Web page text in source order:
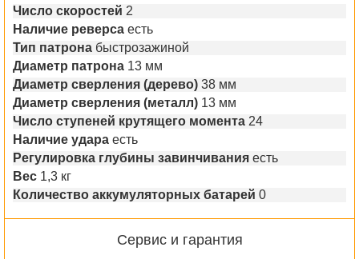
Число скоростей 2
Наличие реверса есть
Тип патрона быстрозажиной
Диаметр патрона 13 мм
Диаметр сверления (дерево) 38 мм
Диаметр сверления (металл) 13 мм
Число ступеней крутящего момента 24
Наличие удара есть
Регулировка глубины завинчивания есть
Вес 1,3 кг
Количество аккумуляторных батарей 0
Сервис и гарантия